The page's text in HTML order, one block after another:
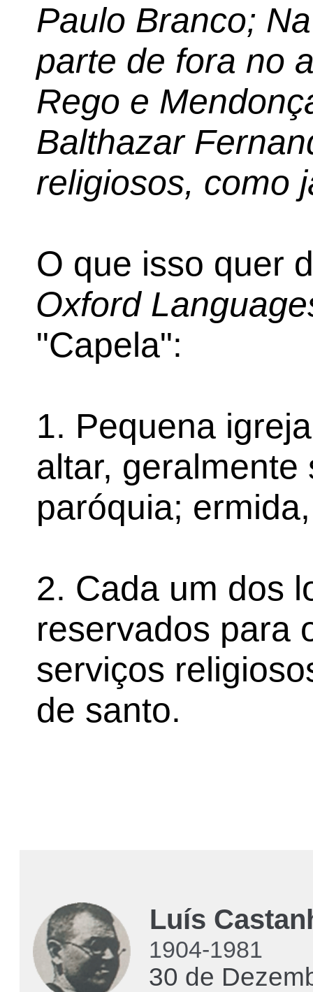
Paulo Branco;
parte de fora no
Rego e
Balthazar
religiosos, como
O que isso quer
Oxford
"Capela":
1. Pequena
altar,
paróquia;
2. Cada um dos
reservados para
serviços
de santo.
Luís
1904-1981
30 de